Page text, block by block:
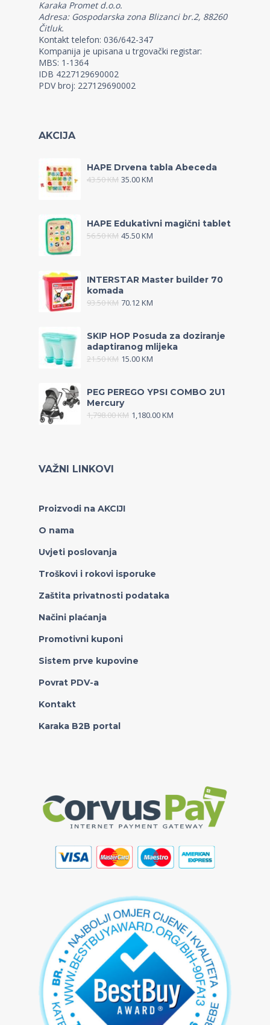
Karaka Promet d.o.o.
Adresa: Gospodarska zona Blizanci br.2, 88260
Čitluk.
Kontakt telefon: 036/642-347
Kompanija je upisana u trgovački registar:
MBS: 1-1364
IDB 4227129690002
PDV broj: 227129690002
AKCIJA
HAPE Drvena tabla Abeceda
43.50KM 35.00KM
HAPE Edukativni magični tablet
56.50KM 45.50KM
INTERSTAR Master builder 70
komada
93.50KM 70.12KM
SKIP HOP Posuda za doziranje
adaptiranog mlijeka
21.50KM 15.00KM
PEG PEREGO YPSI COMBO 2U1
Mercury
1,798.00KM 1,180.00KM
VAŽNI LINKOVI
Proizvodi na AKCIJI
O nama
Uvjeti poslovanja
Troškovi i rokovi isporuke
Zaštita privatnosti podataka
Načini plaćanja
Promotivni kuponi
Sistem prve kupovine
Povrat PDV-a
Kontakt
Karaka B2B portal